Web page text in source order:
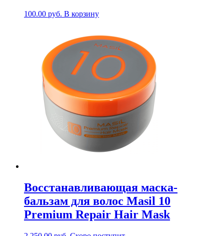
100.00 руб. В корзину
Восстанавливающая маска-
бальзам для волос Masil 10
Premium Repair Hair Mask